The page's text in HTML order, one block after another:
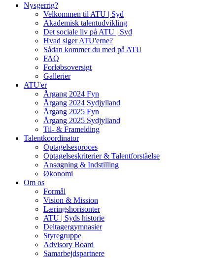
Nysgerrig?
Velkommen til ATU | Syd
Akademisk talentudvikling
Det sociale liv på ATU | Syd
Hvad siger ATU'erne?
Sådan kommer du med på ATU
FAQ
Forløbsoversigt
Gallerier
ATU'er
Årgang 2024 Fyn
Årgang 2024 Sydjylland
Årgang 2025 Fyn
Årgang 2025 Sydjylland
Til- & Framelding
Talentkoordinator
Optagelsesproces
Optagelseskriterier & Talentforståelse
Ansøgning & Indstilling
Økonomi
Om os
Formål
Vision & Mission
Læringshorisonter
ATU | Syds historie
Deltagergymnasier
Styregruppe
Advisory Board
Samarbejdspartnere